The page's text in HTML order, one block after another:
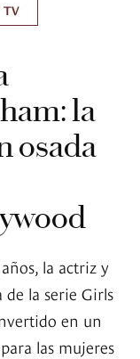
TV
la
osada
la actriz y
de la serie Girls
en un
las mujeres